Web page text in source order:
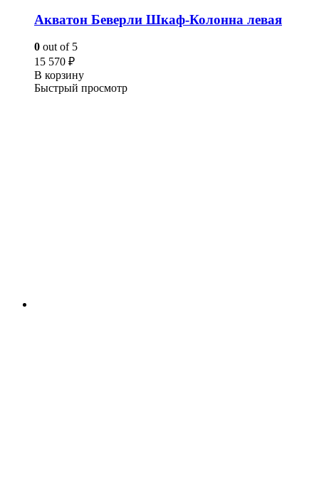
Акватон Беверли Шкаф-Колонна левая
0 out of 5
15 570 ₽
В корзину
Быстрый просмотр